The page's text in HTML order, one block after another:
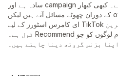
سادہ ہے اور campaign تخلیق کرنا آسان بنا دیتا ہے۔ کبھی کبھار setup
کے دوران چھوٹے مسائل آتے ہیں لیکن overall تجربہ مثبت رہا ہے اور یہ
ای کامرس اسٹورز کے لیے TikTok پر فروخت بڑھانے کا ایک بہترین
ٹول ہے۔ Recommend کرتا ہوں ان تمام لوگوں کو جو TikTok پر
اپنا بزنس گروتھ دینا چاہتے ہیں۔